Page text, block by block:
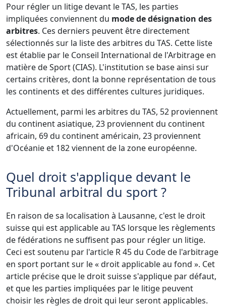
Pour régler un litige devant le TAS, les parties
impliquées conviennent du mode de désignation des
arbitres. Ces derniers peuvent être directement
sélectionnés sur la liste des arbitres du TAS. Cette liste
est établie par le Conseil International de l'Arbitrage en
matière de Sport (CIAS). L'institution se base ainsi sur
certains critères, dont la bonne représentation de tous
les continents et des différentes cultures juridiques.
Actuellement, parmi les arbitres du TAS, 52 proviennent
du continent asiatique, 23 proviennent du continent
africain, 69 du continent américain, 23 proviennent
d'Océanie et 182 viennent de la zone européenne.
Quel droit s'applique devant le
Tribunal arbitral du sport ?
En raison de sa localisation à Lausanne, c'est le droit
suisse qui est applicable au TAS lorsque les règlements
de fédérations ne suffisent pas pour régler un litige.
Ceci est soutenu par l'article R 45 du Code de l'arbitrage
en sport portant sur le « droit applicable au fond ». Cet
article précise que le droit suisse s'applique par défaut,
et que les parties impliquées par le litige peuvent
choisir les règles de droit qui leur seront applicables.